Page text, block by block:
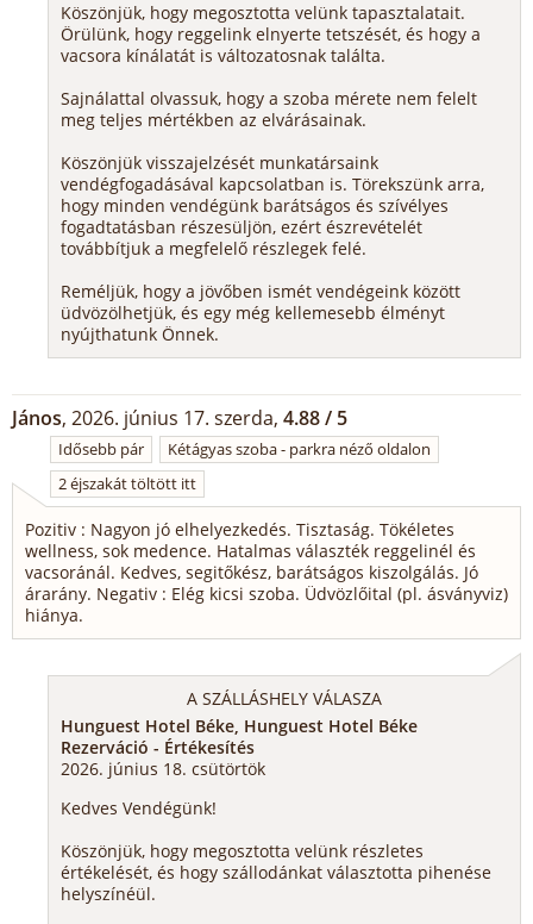
Köszönjük, hogy megosztotta velünk tapasztalatait.
Örülünk, hogy reggelink elnyerte tetszését, és hogy a
vacsora kínálatát is változatosnak találta.
Sajnálattal olvassuk, hogy a szoba mérete nem felelt
meg teljes mértékben az elvárásainak.
Köszönjük visszajelzését munkatársaink
vendégfogadásával kapcsolatban is. Törekszünk arra,
hogy minden vendégünk barátságos és szívélyes
fogadtatásban részesüljön, ezért észrevételét
továbbítjuk a megfelelő részlegek felé.
Reméljük, hogy a jövőben ismét vendégeink között
üdvözölhetjük, és egy még kellemesebb élményt
nyújthatunk Önnek.
János, 2026. június 17. szerda, 4.88 / 5
Idősebb pár
Kétágyas szoba - parkra néző oldalon
2 éjszakát töltött itt
Pozitiv : Nagyon jó elhelyezkedés. Tisztaság. Tökéletes
wellness, sok medence. Hatalmas választék reggelinél és
vacsoránál. Kedves, segitőkész, barátságos kiszolgálás. Jó
árarány. Negativ : Elég kicsi szoba. Üdvözlőital (pl. ásványviz)
hiánya.
A SZÁLLÁSHELY VÁLASZA
Hunguest Hotel Béke, Hunguest Hotel Béke
Rezerváció - Értékesítés
2026. június 18. csütörtök
Kedves Vendégünk!
Köszönjük, hogy megosztotta velünk részletes
értékelését, és hogy szállodánkat választotta pihenése
helyszínéül.